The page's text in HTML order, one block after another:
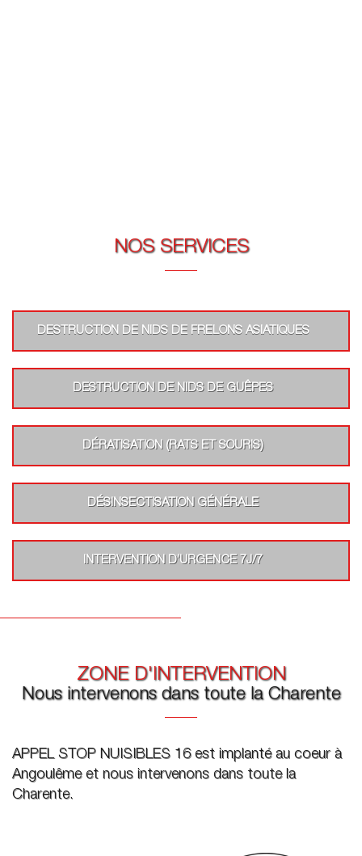
NOS SERVICES
DESTRUCTION DE NIDS DE FRELONS ASIATIQUES
DESTRUCTION DE NIDS DE GUÊPES
DÉRATISATION (RATS ET SOURIS)
DÉSINSECTISATION GÉNÉRALE
INTERVENTION D’URGENCE 7J/7
ZONE D'INTERVENTION
Nous intervenons dans toute la Charente
APPEL STOP NUISIBLES 16 est implanté au coeur à
Angoulême et nous intervenons dans toute la
Charente.